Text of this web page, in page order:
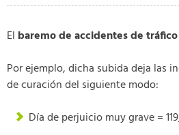
El baremo de accidentes de
Por ejemplo, dicha subida deja las
de curación del siguiente modo:
Día de perjuicio muy grave =